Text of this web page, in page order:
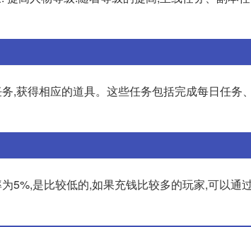
,获得相应的道具。这些任务包括完成每日任务
5%,是比较低的,如果充钱比较多的玩家,可以通